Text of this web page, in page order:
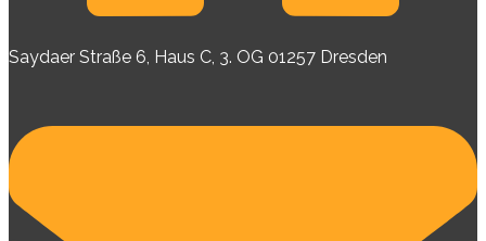
Saydaer Straße 6, Haus C, 3. OG 01257 Dresden